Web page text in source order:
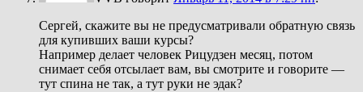
Сергей, скажите вы не предусматривали обратную связь
для купивших ваши курсы?
Например делает человек Рицудзен месяц, потом
снимает себя отсылает вам, вы смотрите и говорите —
тут спина не так, а тут руки не эдак?